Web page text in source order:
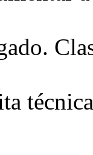
técnica